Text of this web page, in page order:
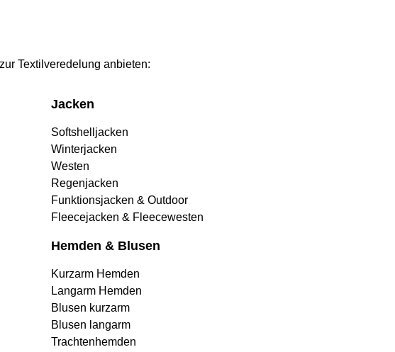
Textilveredelung anbieten:
Jacken
Softshelljacken
Winterjacken
Westen
Regenjacken
Funktionsjacken & Outdoor
Fleecejacken & Fleecewesten
Hemden & Blusen
Kurzarm Hemden
Langarm Hemden
Blusen kurzarm
Blusen langarm
Trachtenhemden